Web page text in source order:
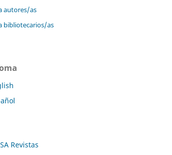
autores/as
bibliotecarios/as
Revistas